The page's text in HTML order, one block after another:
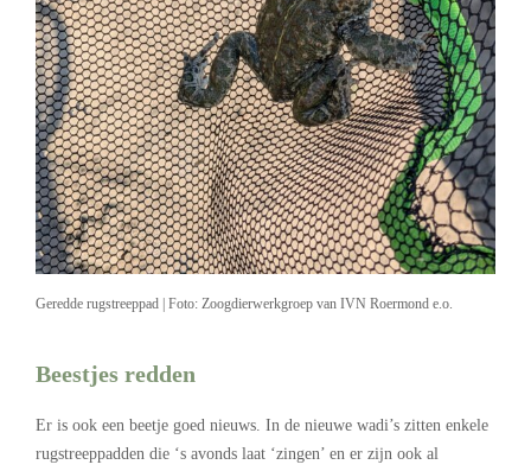
Geredde rugstreeppad | Foto: Zoogdierwerkgroep van IVN Roermond e.o.
Beestjes redden
Er is ook een beetje goed nieuws. In de nieuwe wadi’s zitten enkele
rugstreeppadden die ‘s avonds laat ‘zingen’ en er zijn ook al